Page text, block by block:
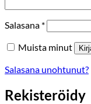
Salasana *Vaaditaan
Muista minut
Salasana unohtunut?
Rekisteröidy